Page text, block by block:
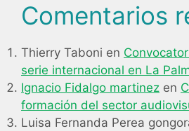
Comentarios
Thierry Taboni en
serie internacional en La
Ignacio Fidalgo martinez en
formación del sector
Luisa Fernanda Perea